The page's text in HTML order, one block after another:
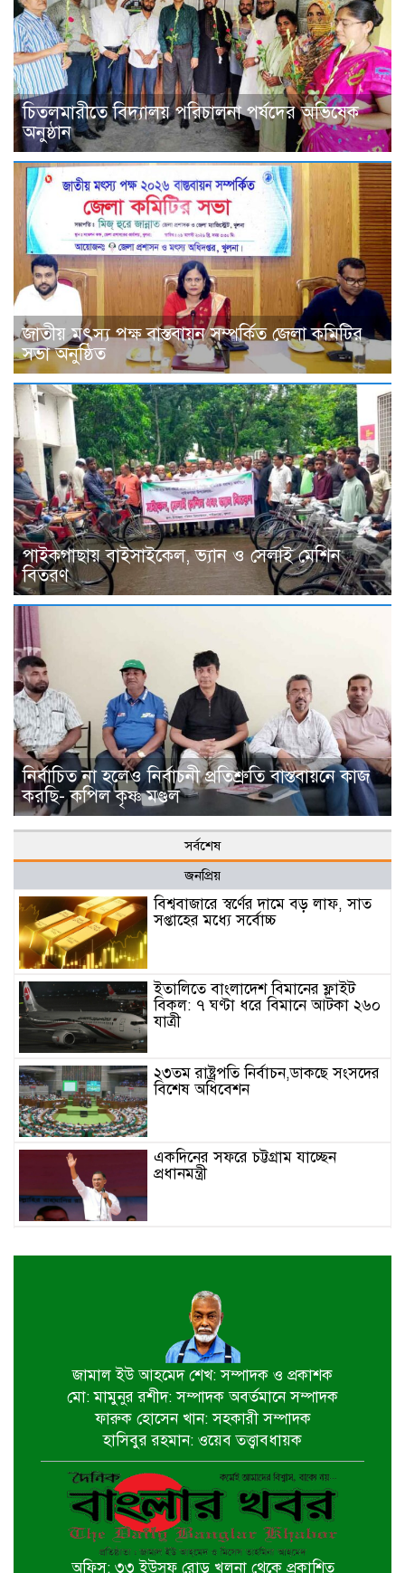
চিতলমারীতে বিদ্যালয় পরিচালনা পর্ষদের অভিষেক
অনুষ্ঠান
জাতীয় মৎস্য পক্ষ বাস্তবায়ন সম্পর্কিত জেলা কমিটির
সভা অনুষ্ঠিত
পাইকগাছায় বাইসাইকেল, ভ্যান ও সেলাই মেশিন
বিতরণ
নির্বাচিত না হলেও নির্বাচনী প্রতিশ্রুতি বাস্তবায়নে কাজ
করছি- কপিল কৃষ্ণ মণ্ডল
সর্বশেষ
জনপ্রিয়
বিশ্ববাজারে স্বর্ণের দামে বড় লাফ, সাত
সপ্তাহের মধ্যে সর্বোচ্চ
ইতালিতে বাংলাদেশ বিমানের ফ্লাইট
বিকল: ৭ ঘণ্টা ধরে বিমানে আটকা ২৬০
যাত্রী
২৩তম রাষ্ট্রপতি নির্বাচন,ডাকছে সংসদের
বিশেষ অধিবেশন
একদিনের সফরে চট্টগ্রাম যাচ্ছেন
প্রধানমন্ত্রী
বিতরণী অনুষ্ঠিত
‘গণমাধ্যম এখনো স্বাধীন নয়’
বাগেরহাটে ডা. শফিকুর রহমান
চিতলমারীতে বিদ্যালয় পরিচালনা
পর্ষদের অভিষেক অনুষ্ঠান
বিশ্বকাপ বাণিজ্যিক স্বত্ব বিতর্কে ক্ষমা
চাইল ফিফা
জামাল ইউ আহমেদ শেখ: সম্পাদক ও প্রকাশক
মো: মামুনুর রশীদ: সম্পাদক অবর্তমানে সম্পাদক
ফারুক হোসেন খান: সহকারী সম্পাদক
হাসিবুর রহমান: ওয়েব তত্ত্বাবধায়ক
অফিস: ৩৩ ইউসুফ রোড় খুলনা থেকে প্রকাশিত